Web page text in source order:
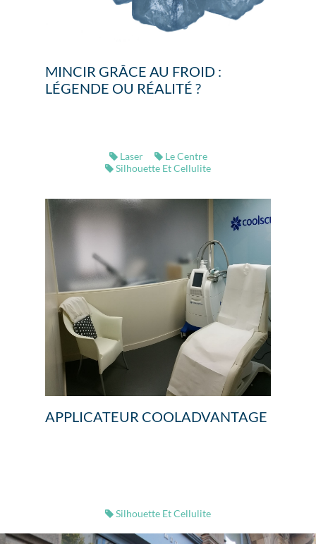
MINCIR GRÂCE AU FROID :
LÉGENDE OU RÉALITÉ ?
Laser
Le Centre
Silhouette Et Cellulite
APPLICATEUR COOLADVANTAGE
Silhouette Et Cellulite